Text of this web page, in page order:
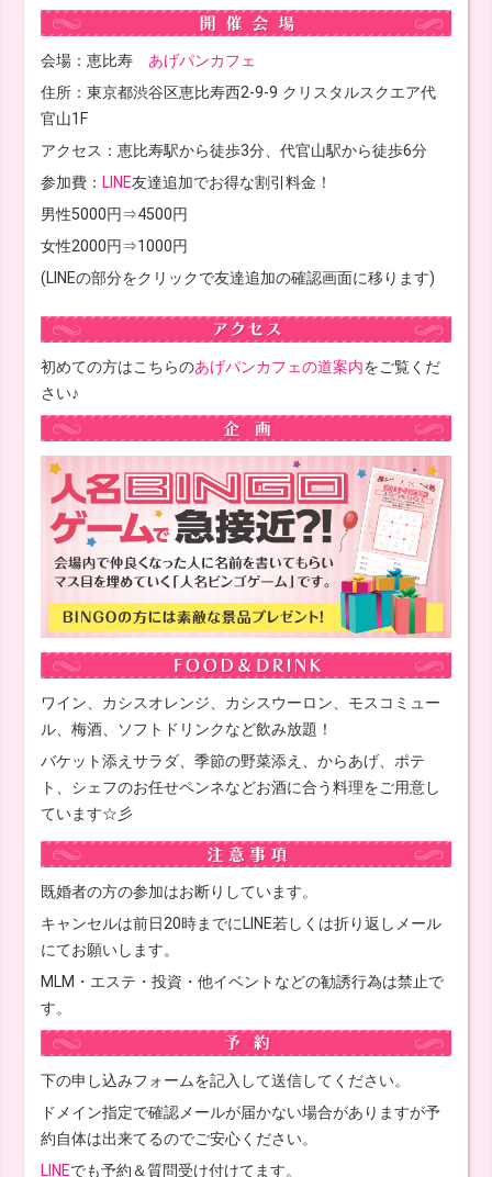
会場：恵比寿 あげパンカフェ
住所：東京都渋谷区恵比寿西2-9-9 クリスタルスクエア代
官山1F
アクセス：恵比寿駅から徒歩3分、代官山駅から徒歩6分
参加費： LINE友達追加でお得な割引料金！
男性5000円⇒4500円
女性2000円⇒1000円
(LINEの部分をクリックで友達追加の確認画面に移ります)
初めての方はこちらのあげパンカフェの道案内をご覧くだ
さい♪
ワイン、カシスオレンジ、カシスウーロン、モスコミュー
ル、梅酒、ソフトドリンクなど飲み放題！
バケット添えサラダ、季節の野菜添え、からあげ、ポテ
ト、シェフのお任せペンネなどお酒に合う料理をご用意し
ています☆彡
既婚者の方の参加はお断りしています。
キャンセルは前日20時までにLINE若しくは折り返しメール
にてお願いします。
MLM・エステ・投資・他イベントなどの勧誘行為は禁止で
す。
下の申し込みフォームを記入して送信してください。
ドメイン指定で確認メールが届かない場合がありますが予
約自体は出来てるのでご安心ください。
LINEでも予約＆質問受け付けてます。